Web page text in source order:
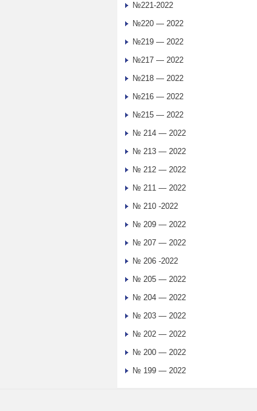
№221-2022
№220 — 2022
№219 — 2022
№217 — 2022
№218 — 2022
№216 — 2022
№215 — 2022
№ 214 — 2022
№ 213 — 2022
№ 212 — 2022
№ 211 — 2022
№ 210 -2022
№ 209 — 2022
№ 207 — 2022
№ 206 -2022
№ 205 — 2022
№ 204 — 2022
№ 203 — 2022
№ 202 — 2022
№ 200 — 2022
№ 199 — 2022